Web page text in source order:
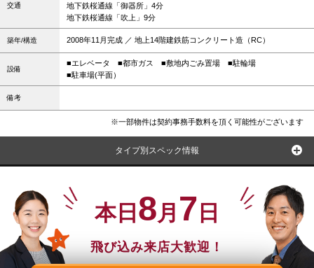
交通
地下鉄桜通線「御器所」4分
地下鉄桜通線「吹上」9分
築年/構造 2008年11月完成 ／ 地上14階建鉄筋コンクリート造（RC）
設備
■エレベータ ■都市ガス ■敷地内ごみ置場 ■駐輪場
■駐車場(平面）
備考
※一部物件は契約事務手数料を頂く可能性がございます
タイプ別スペック情報
本日 8月 7 日
飛び込み来店大歓迎！